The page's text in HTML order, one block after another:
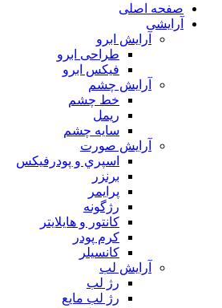
صفحه اصلی
آرایشی
آرايش ابرو
طراحی ابرو
فیکس ابرو
آرايش چشم
خط چشم
ريمل
سايه چشم
آرايش صورت
اسپري و پودرفيكس
برنزر
پرايمر
رژگونه
كانتور و هايلايتر
كرم پودر
كانسيلر
آرايش لب
رژ لب
رژ لب مایع